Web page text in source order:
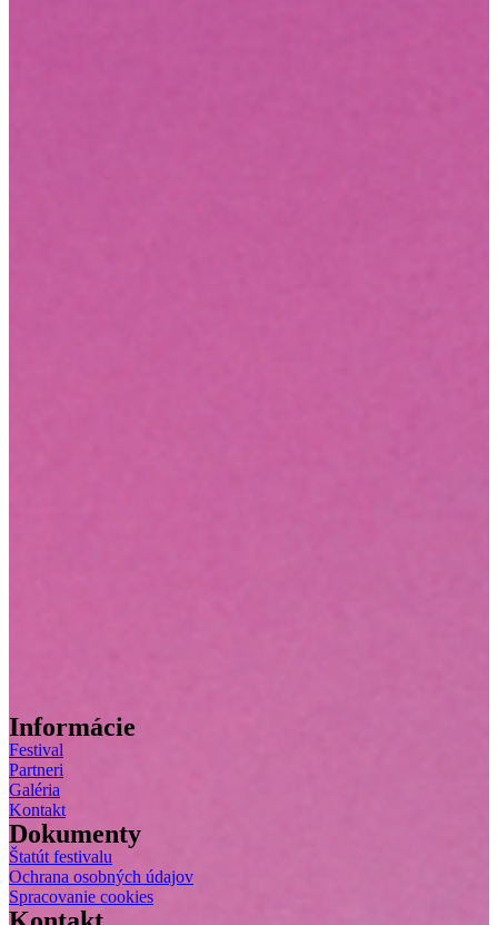
Informácie
Festival
Partneri
Galéria
Kontakt
Dokumenty
Štatút festivalu
Ochrana osobných údajov
Spracovanie cookies